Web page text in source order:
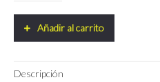
V2.0
quantity
Añadir al carrito
Descripción